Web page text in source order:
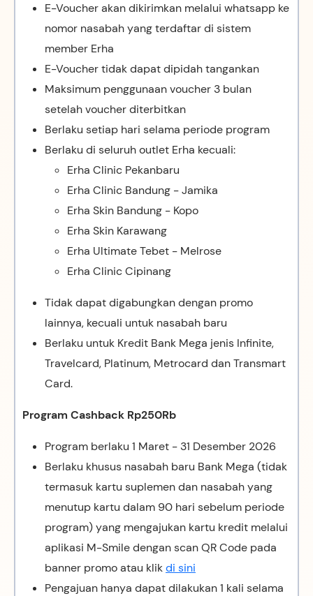
E-Voucher akan dikirimkan melalui whatsapp ke
nomor nasabah yang terdaftar di sistem
member Erha
E-Voucher tidak dapat dipidah tangankan
Maksimum penggunaan voucher 3 bulan
setelah voucher diterbitkan
Berlaku setiap hari selama periode program
Berlaku di seluruh outlet Erha kecuali:
Erha Clinic Pekanbaru
Erha Clinic Bandung - Jamika
Erha Skin Bandung - Kopo
Erha Skin Karawang
Erha Ultimate Tebet - Melrose
Erha Clinic Cipinang
Tidak dapat digabungkan dengan promo
lainnya, kecuali untuk nasabah baru
Berlaku untuk Kredit Bank Mega jenis Infinite,
Travelcard, Platinum, Metrocard dan Transmart
Card.
Program Cashback Rp250Rb
Program berlaku 1 Maret - 31 Desember 2026
Berlaku khusus nasabah baru Bank Mega (tidak
termasuk kartu suplemen dan nasabah yang
menutup kartu dalam 90 hari sebelum periode
program) yang mengajukan kartu kredit melalui
aplikasi M-Smile dengan scan QR Code pada
banner promo atau klikdi sini
Pengajuan hanya dapat dilakukan 1 kali selama